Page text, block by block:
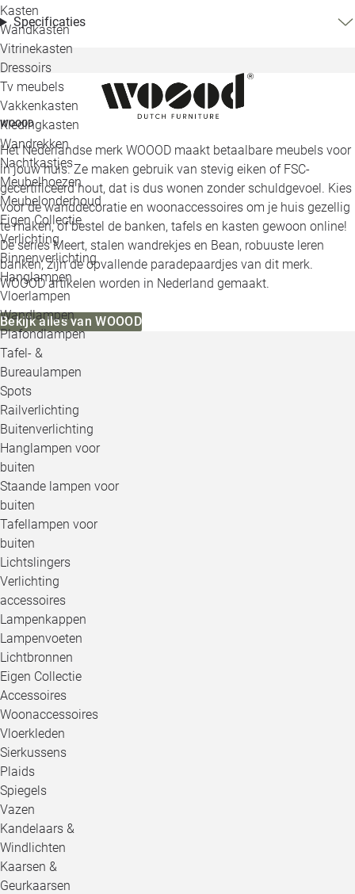
Kasten
Wandkasten
Vitrinekasten
Dressoirs
Tv meubels
Vakkenkasten
Kledingkasten
Wandrekken
Nachtkastjes
Meubelhoezen
Meubelonderhoud
Eigen Collectie
Verlichting
Binnenverlichting
Hanglampen
Vloerlampen
Wandlampen
Plafondlampen
Tafel- &
Bureaulampen
Spots
Railverlichting
Buitenverlichting
Hanglampen voor
buiten
Staande lampen voor
buiten
Tafellampen voor
buiten
Lichtslingers
Verlichting
accessoires
Lampenkappen
Lampenvoeten
Lichtbronnen
Eigen Collectie
Accessoires
Woonaccessoires
Vloerkleden
Sierkussens
Plaids
Spiegels
Vazen
Kandelaars &
Windlichten
Kaarsen &
Geurkaarsen
Specificaties
WOOOD
Het Nederlandse merk WOOOD maakt betaalbare meubels voor
in jouw huis. Ze maken gebruik van stevig eiken of FSC-
gecertificeerd hout, dat is dus wonen zonder schuldgevoel. Kies
voor de wanddecoratie en woonaccessoires om je huis gezellig
te maken, of bestel de banken, tafels en kasten gewoon online!
De series Meert, stalen wandrekjes en Bean, robuuste leren
banken, zijn de opvallende paradepaardjes van dit merk.
WOOOD artikelen worden in Nederland gemaakt.
Bekijk alles van WOOOD